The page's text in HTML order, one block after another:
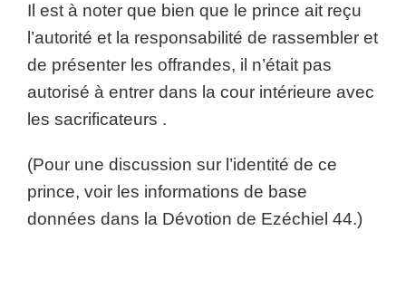
Il est à noter que bien que le prince ait reçu
l’autorité et la responsabilité de rassembler et
de présenter les offrandes, il n’était pas
autorisé à entrer dans la cour intérieure avec
les sacrificateurs .
(Pour une discussion sur l’identité de ce
prince, voir les informations de base
données dans la Dévotion de Ezéchiel 44.)